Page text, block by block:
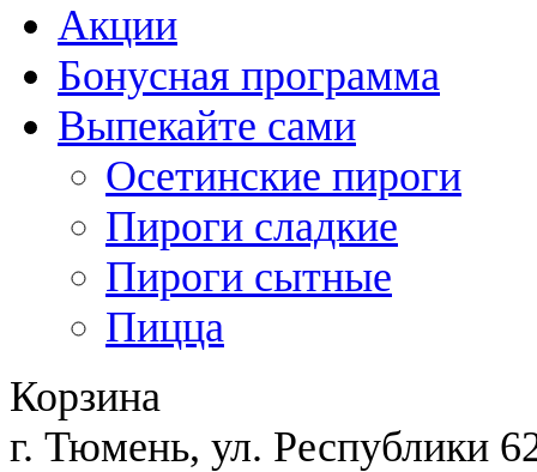
Акции
Бонусная программа
Выпекайте сами
Осетинские пироги
Пироги сладкие
Пироги сытные
Пицца
Корзина
г. Тюмень, ул.